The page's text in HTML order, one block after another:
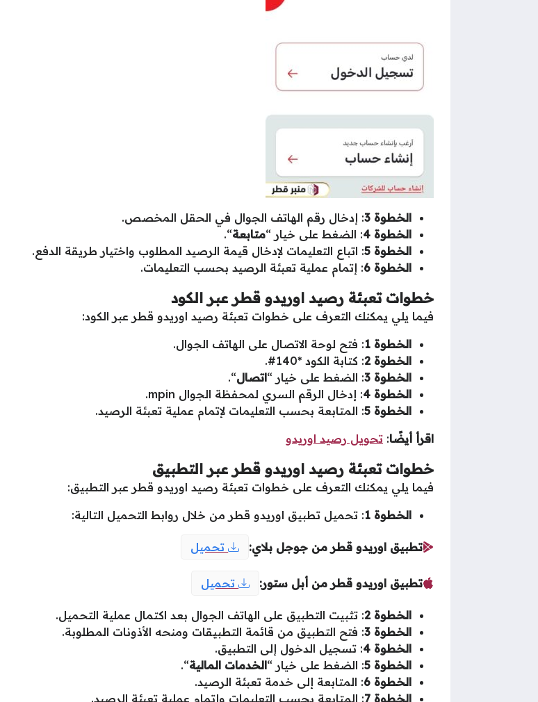
الخطوة 3
: إدخال رقم الهاتف الجوال في الحقل المخصص.
الخطوة 4
: الضغط على خيار “متابعة“.
الخطوة 5
: اتباع التعليمات لإدخال قيمة الرصيد المطلوب واختيار طريقة الدفع.
الخطوة 6
: إتمام عملية تعبئة الرصيد بحسب التعليمات.
خطوات تعبئة رصيد اوريدو قطر عبر الكود
فيما يلي يمكنك التعرف على خطوات تعبئة رصيد اوريدو قطر عبر الكود:
الخطوة 1
: فتح لوحة الاتصال على الهاتف الجوال.
الخطوة 2 : كتابة الكود *140#.
الخطوة 3
: الضغط على خيار “اتصال“.
الخطوة 4
: إدخال الرقم السري لمحفظة الجوال mpin.
الخطوة 5
: المتابعة بحسب التعليمات لإتمام عملية تعبئة الرصيد.
اقرأ أيضًا: تحويل رصيد اوريدو
خطوات تعبئة رصيد اوريدو قطر عبر التطبيق
فيما يلي يمكنك التعرف على خطوات تعبئة رصيد اوريدو قطر عبر التطبيق:
الخطوة 1
: تحميل تطبيق اوريدو قطر من خلال روابط التحميل التالية:
تطبيق اوريدو قطر من جوجل بلاي: تحميل
تطبيق اوريدو قطر من أبل ستور: تحميل
الخطوة 2 : تثبيت التطبيق على الهاتف الجوال بعد اكتمال عملية التحميل.
الخطوة 3
: فتح التطبيق من قائمة التطبيقات ومنحه الأذونات المطلوبة.
الخطوة 4
: تسجيل الدخول إلى التطبيق.
الخطوة 5
: الضغط على خيار “الخدمات المالية“.
الخطوة 6
: المتابعة إلى خدمة تعبئة الرصيد.
الخطوة 7
: المتابعة بحسب التعليمات وإتمام عملية تعبئة الرصيد.